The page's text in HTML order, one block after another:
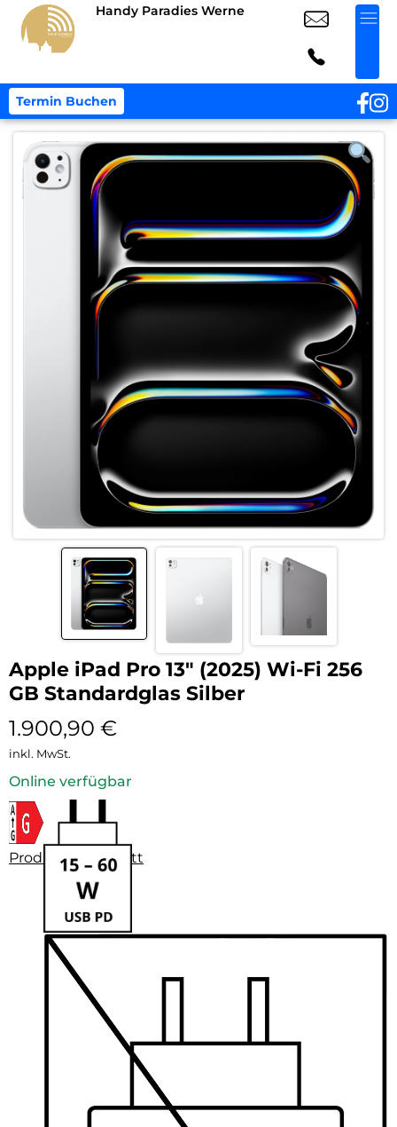
Handy Paradies Werne
Termin Buchen
Apple iPad Pro 13″ (2025) Wi-Fi 256
GB Standardglas Silber
1.900,90 €
inkl. MwSt.
Online verfügbar
Produktdatenblatt